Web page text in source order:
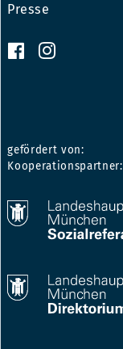
Presse
gefördert von:
Kooperationspartner: